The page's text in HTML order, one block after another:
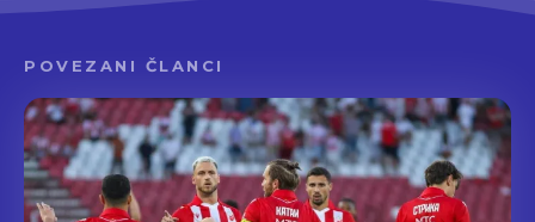
POVEZANI ČLANCI